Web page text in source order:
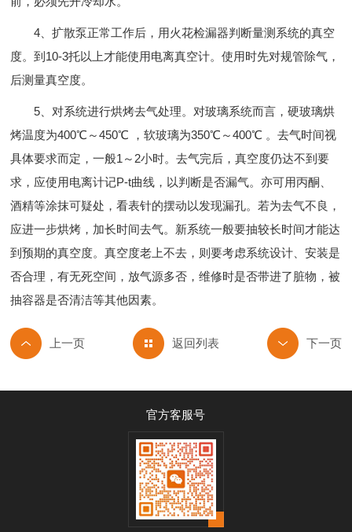
4、扩散泵正常工作后，用火花检漏器判断量测系统的真空
度。到10-3托以上才能使用电离真空计。使用时先对规管除气，
后测量真空度。
5、对系统进行烘烤去气处理。对玻璃系统而言，硬玻璃烘
烤温度为400℃～450℃ ，软玻璃为350℃～400℃ 。去气时间视
具体要求而定，一般1～2小时。去气完后，真空度仍达不到要
求，应使用电离计记P-t曲线，以判断是否漏气。亦可用丙酮、
酒精等涂抹可疑处，看表针的摆动以发现漏孔。若为去气不良，
应进一步烘烤，加长时间去气。新系统一般要抽较长时间才能达
到预期的真空度。真空度老上不去，则要考虑系统设计、安装是
否合理，有无死空间，放气源多否，维修时是否带进了脏物，被
抽容器是否清洁等其他因素。
返回列表
官方客服号